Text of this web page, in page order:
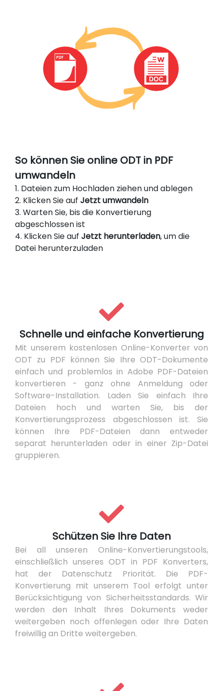
So können Sie online ODT in PDF
umwandeln
1. Dateien zum Hochladen ziehen und ablegen
2. Klicken Sie auf Jetzt umwandeln
3. Warten Sie, bis die Konvertierung
abgeschlossen ist
4. Klicken Sie auf Jetzt herunterladen, um die
Datei herunterzuladen
Schnelle und einfache Konvertierung
Mit unserem kostenlosen Online-Konverter von
ODT zu PDF können Sie Ihre ODT-Dokumente
einfach und problemlos in Adobe PDF-Dateien
konvertieren - ganz ohne Anmeldung oder
Software-Installation. Laden Sie einfach Ihre
Dateien hoch und warten Sie, bis der
Konvertierungsprozess abgeschlossen ist. Sie
können Ihre PDF-Dateien dann entweder
separat herunterladen oder in einer Zip-Datei
gruppieren.
Schützen Sie Ihre Daten
Bei all unseren Online-Konvertierungstools,
einschließlich unseres ODT in PDF Konverters,
hat der Datenschutz Priorität. Die PDF-
Konvertierung mit unserem Tool erfolgt unter
Berücksichtigung von Sicherheitsstandards. Wir
werden den Inhalt Ihres Dokuments weder
weitergeben noch offenlegen oder Ihre Daten
freiwillig an Dritte weitergeben.